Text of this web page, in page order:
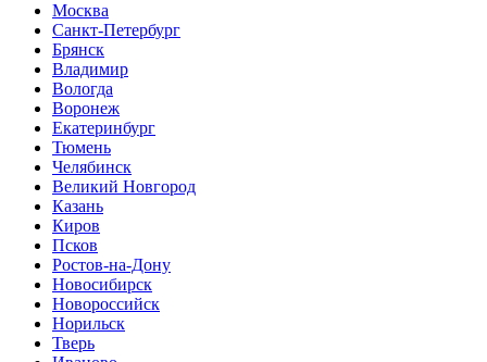
Москва
Санкт-Петербург
Брянск
Владимир
Вологда
Воронеж
Екатеринбург
Тюмень
Челябинск
Великий Новгород
Казань
Киров
Псков
Ростов-на-Дону
Новосибирск
Новороссийск
Норильск
Тверь